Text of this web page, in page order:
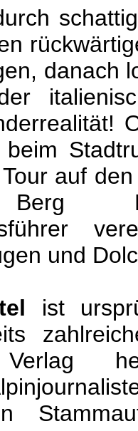
danach
auf
Berg
und
ist